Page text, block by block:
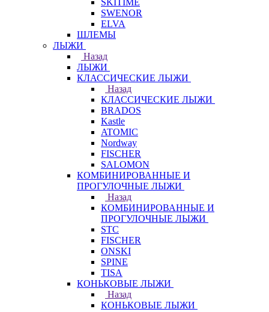
SKITIME
SWENOR
ELVA
ШЛЕМЫ
ЛЫЖИ
Назад
ЛЫЖИ
КЛАССИЧЕСКИЕ ЛЫЖИ
Назад
КЛАССИЧЕСКИЕ ЛЫЖИ
BRADOS
Kastle
ATOMIC
Nordway
FISCHER
SALOMON
КОМБИНИРОВАННЫЕ И
ПРОГУЛОЧНЫЕ ЛЫЖИ
Назад
КОМБИНИРОВАННЫЕ И
ПРОГУЛОЧНЫЕ ЛЫЖИ
STC
FISCHER
ONSKI
SPINE
TISA
КОНЬКОВЫЕ ЛЫЖИ
Назад
КОНЬКОВЫЕ ЛЫЖИ